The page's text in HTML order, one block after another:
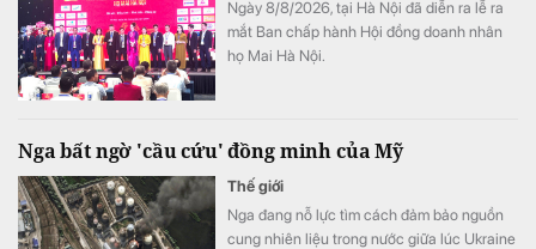
Ngày 8/8/2026, tại Hà Nội đã diễn ra lễ ra
mắt Ban chấp hành Hội đồng doanh nhân
họ Mai Hà Nội.
Nga bất ngờ 'cầu cứu' đồng minh của Mỹ
Thế giới
Nga đang nỗ lực tìm cách đảm bảo nguồn
cung nhiên liệu trong nước giữa lúc Ukraine